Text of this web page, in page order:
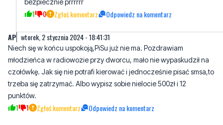
bezpiecznie prrrrrr
1 0 Zgłoś komentarz Odpowiedz na komentarz
AP wtorek, 2 stycznia 2024 - 18:41:31
Niech się w końcu uspokoją,PiSu już nie ma. Pozdrawiam
młodzieńca w radiowozie przy dworcu, mało nie wypaskudził na
czołówkę. Jak się nie potrafi kierować i jednocześnie pisać smsa,to
trzeba się zatrzymać. Albo wypisz sobie nielocie 500zł i 12
punktów.
1 1 Zgłoś komentarz Odpowiedz na komentarz